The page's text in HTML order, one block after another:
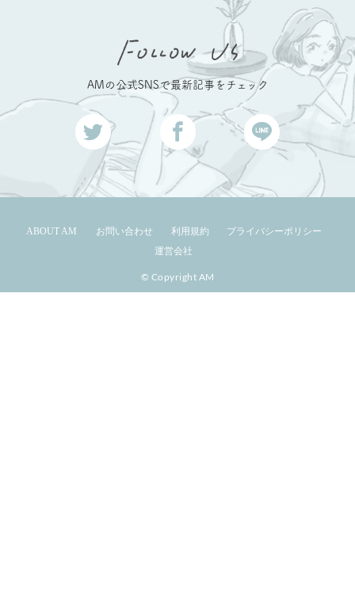
AMの公式SNSで最新記事をチェック
ABOUT AM お問い合わせ 利用規約
プライバシーポリシー
運営会社
© Copyright AM